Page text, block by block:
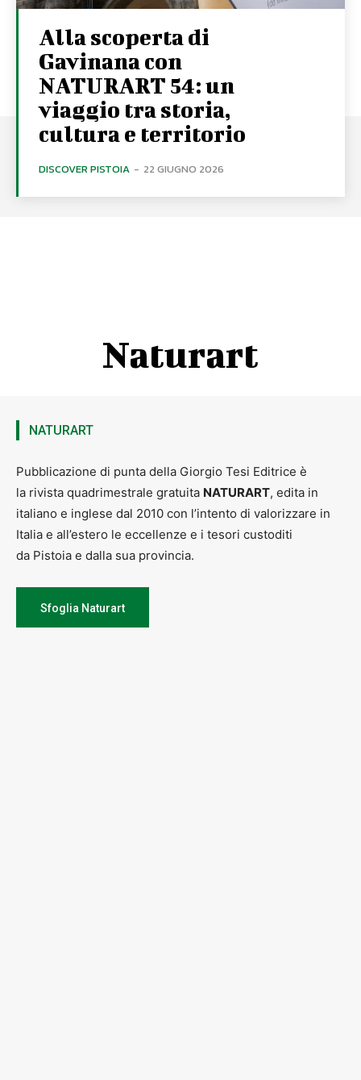
Alla scoperta di
Gavinana con
NATURART 54: un
viaggio tra storia,
cultura e territorio
DISCOVER PISTOIA - 22 GIUGNO 2026
Naturart
NATURART
Pubblicazione di punta della Giorgio Tesi Editrice è
la rivista quadrimestrale gratuita NATURART, edita in
italiano e inglese dal 2010 con l’intento di valorizzare in
Italia e all’estero le eccellenze e i tesori custoditi
da Pistoia e dalla sua provincia.
Sfoglia Naturart